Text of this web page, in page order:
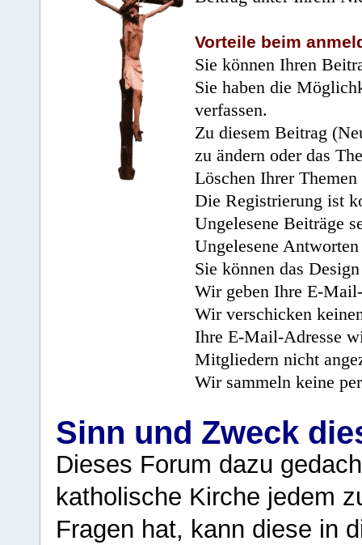
Vorteile beim
Sie können Ihren
Sie haben die
verfassen.
Zu diesem Beitrag
zu ändern oder das
Löschen Ihrer
Die Registrierung ist
Ungelesene Beiträge
Ungelesene
Sie können das
Wir geben Ihre E-
Wir verschicken
Ihre E-Mail-Adresse
Mitgliedern nicht
Wir sammeln keine
Sinn und Zweck
Dieses Forum dazu
katholische Kirche jedem
Fragen hat, kann diese in